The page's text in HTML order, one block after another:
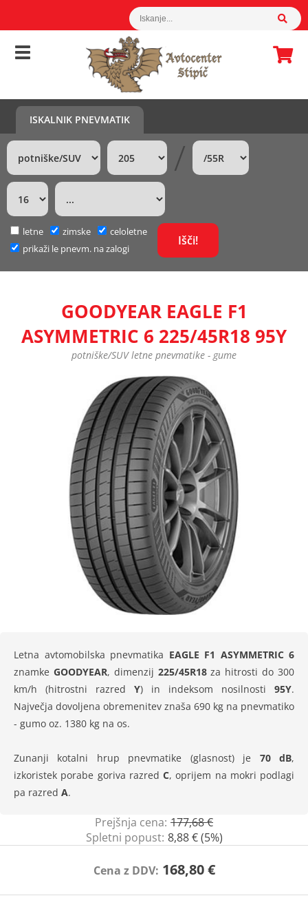
ISKALNIK PNEVMATIK
/
letne zimske
celoletne
prikaži le pnevm. na zalogi
GOODYEAR EAGLE F1
ASYMMETRIC 6 225/45R18 95Y
potniške/SUV letne pnevmatike - gume
Letna avtomobilska pnevmatika EAGLE F1 ASYMMETRIC 6
znamke GOODYEAR, dimenzij 225/45R18za hitrosti do 300
km/h (hitrostni razred Y) in indeksom nosilnosti 95Y.
Največja dovoljena obremenitev znaša 690 kg na pnevmatiko
- gumo oz. 1380 kg na os.
Zunanji kotalni hrup pnevmatike (glasnost) je 70 dB,
izkoristek porabe goriva razred C, oprijem na mokri podlagi
pa razred A.
Prejšnja cena: 177,68 €
Spletni popust: 8,88 € (5%)
Cena z DDV: 168,80 €